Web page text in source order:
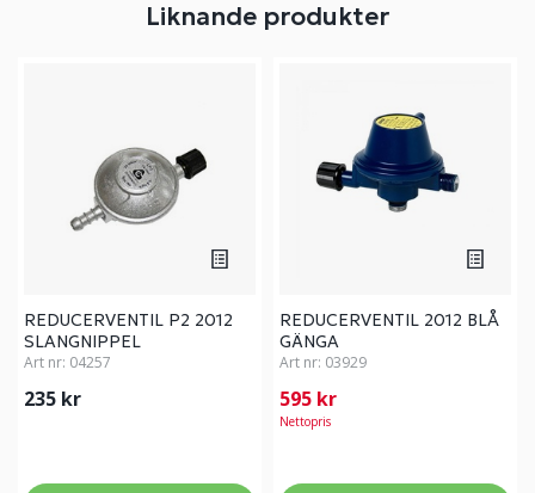
Liknande produkter
REDUCERVENTIL P2 2012
SLANGNIPPEL
Art nr: 04257
235 kr
REDUCERVENTIL 2012 BLÅ
GÄNGA
Art nr: 03929
595 kr
Nettopris